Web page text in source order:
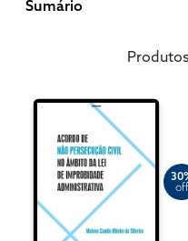
Sumário
off